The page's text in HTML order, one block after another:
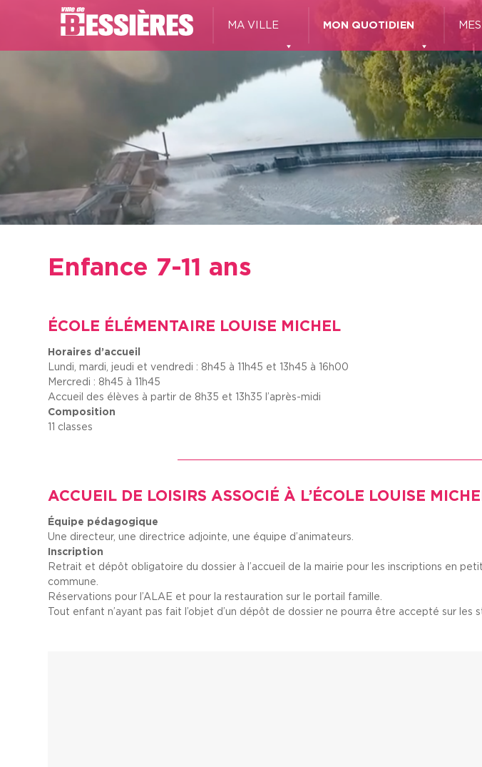
MA VILLE MON QUOTIDIEN
Enfance 7-11 ans
ÉCOLE ÉLÉMENTAIRE LOUISE MICHEL
Horaires d’accueil
Lundi, mardi, jeudi et vendredi : 8h45 à 11h45 et 13h45 à 16h00
Mercredi : 8h45 à 11h45
Accueil des élèves à partir de 8h35 et 13h35 l’après-midi
Composition
11 classes
ACCUEIL DE LOISIRS ASSOCIÉ À L’ÉCOLE LOUISE
Équipe pédagogique
Une directeur, une directrice adjointe, une équipe d’animateurs.
Inscription
Retrait et dépôt obligatoire du dossier à l’accueil de la mairie pour les inscriptions en
commune.
Réservations pour l’ALAE et pour la restauration sur le portail famille.
Tout enfant n’ayant pas fait l’objet d’un dépôt de dossier ne pourra être accepté sur les